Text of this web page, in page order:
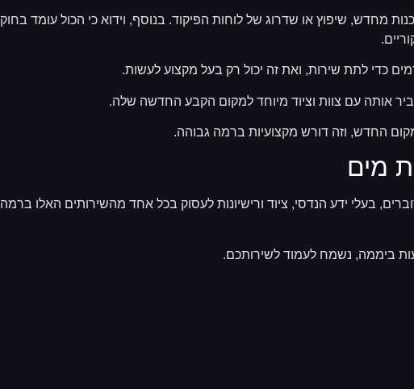
מחדש, שיפוץ או שדרוג של לוחות הפיקוד. בנוסף, וידוא כי הכול עומד בחוק
כדי לתת שירות, ואת זה יכול רק בעל מקצוע לעשות.
אותה עם צוות וציוד מיוחד למקום הקבע החדשה שלה.
החדש, וזה דורש מקצועיות ברמה גבוהה.
מים
בעלי ידע הנדסי, ציוד ורישיונות לעסוק בכל אחד מהשירותים האלו ברמה